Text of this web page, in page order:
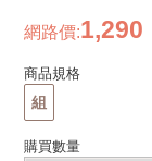
網路價:1,290
商品規格
組
購買數量